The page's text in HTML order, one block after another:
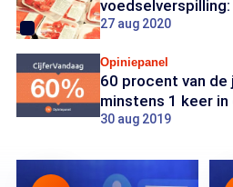
27 aug 2020
Opiniepanel
60 procent van
minstens 1 keer
30 aug 2019